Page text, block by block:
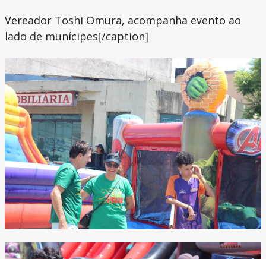
Vereador Toshi Omura, acompanha evento ao
lado de munícipes[/caption]